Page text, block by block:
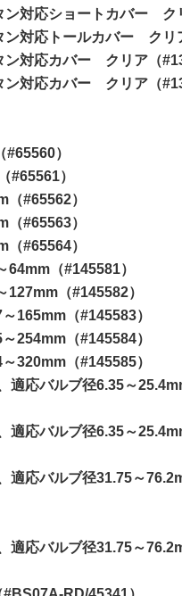
対応ショートカバー ク
対応トールカバー クリ
対応カバー クリア（
対応カバー クリア（
）
）
#65562）
#65563）
#65564）
（#145581）
（#145582）
165mm（#145583）
254mm（#145584）
320mm（#145585）
適応バルブ径6.35～
適応バルブ径6.35～
適応バルブ径31.75～
適応バルブ径31.75～